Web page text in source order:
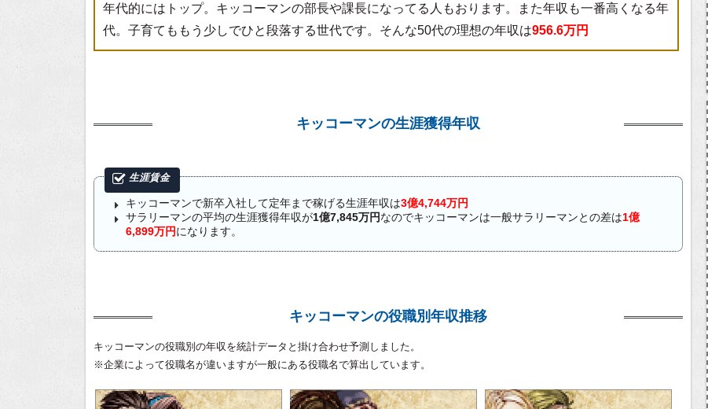
年代的にはトップ。キッコーマンの部長や課長になってる人もおります。また年収も一番高くなる年
代。子育てももう少しでひと段落する世代です。そんな50代の理想の年収は956.6万円
キッコーマンの生涯獲得年収
キッコーマンで新卒入社して定年まで稼げる生涯年収は3億4,744万円
サラリーマンの平均の生涯獲得年収が1億7,845万円なのでキッコーマンは一般サラリーマンとの差は1億
6,899万円になります。
キッコーマンの役職別年収推移
キッコーマンの役職別の年収を統計データと掛け合わせ予測しました。
※企業によって役職名が違いますが一般にある役職名で算出しています。